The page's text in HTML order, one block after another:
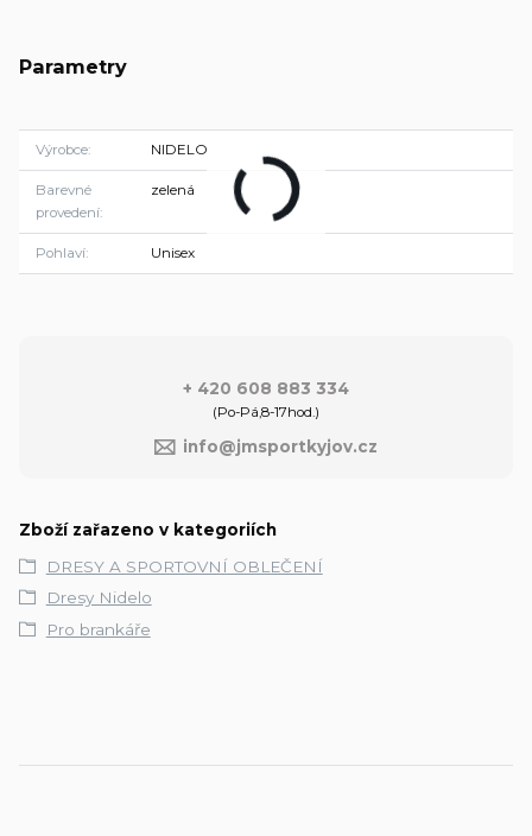
Parametry
Výrobce NIDELO
Barevné
provedení
zelená
Pohlaví Unisex
+ 420 608 883 334
(Po-Pá,8-17hod.)
info@jmsportkyjov.cz
Zboží zařazeno v kategoriích
DRESY A SPORTOVNÍ OBLEČENÍ
Dresy Nidelo
Pro brankáře